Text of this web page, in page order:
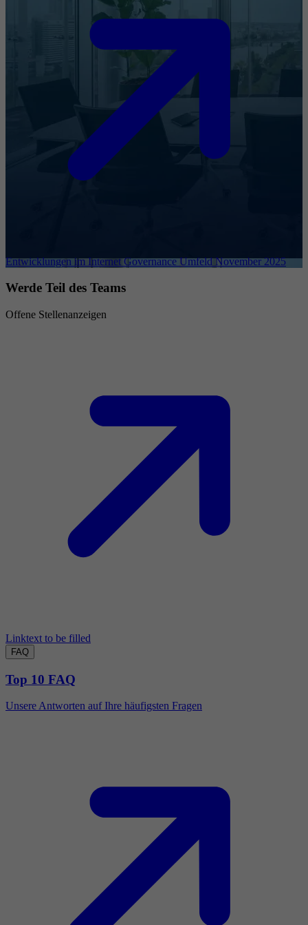
Entwicklungen im Internet Governance Umfeld November 2025
Werde Teil des Teams
Offene Stellenanzeigen
Linktext to be filled
FAQ
Top 10 FAQ
Unsere Antworten auf Ihre häufigsten Fragen